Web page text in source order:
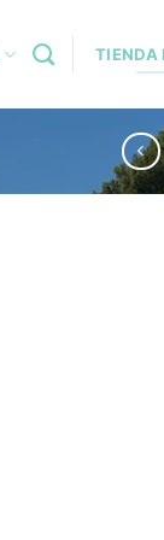
TIENDA